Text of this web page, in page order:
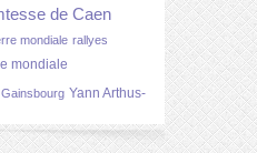
de Caen
mondiale rallyes
mondiale
Yann Arthus-